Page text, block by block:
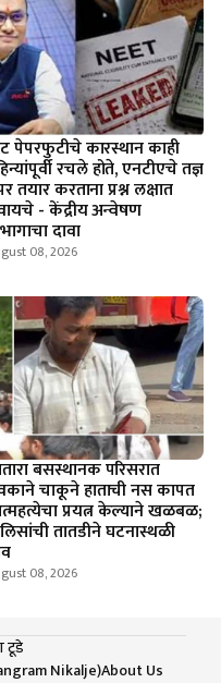
पेपरफुटीचे कारस्थान काही
रचले होते, एनटीएचे तज्ञ
तयार करताना प्रश्न लक्षात
- केंद्रीय अन्वेषण
दावा
08, 2026
बसस्थानक परिसरात
चाकूने हाताची नस कापत
प्रयत्न केल्याने खळबळ;
तातडीने घटनास्थळी
08, 2026
टूडे
Nikalje)About Us